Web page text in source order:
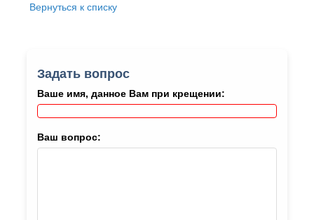
Вернуться к списку
Задать вопрос
Ваше имя, данное Вам при крещении:
Ваш вопрос: